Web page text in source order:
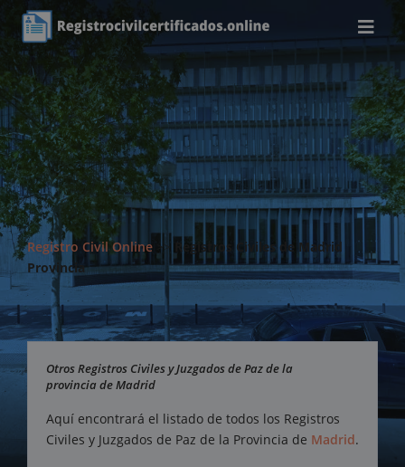
Registro Civil Online >>
Registros Civiles de Madrid
Provincia
Otros Registros Civiles y Juzgados de Paz de la
provincia de Madrid
Aquí encontrará el listado de todos los Registros
Civiles y Juzgados de Paz de la Provincia de Madrid.